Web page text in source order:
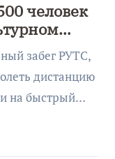
человек
забег РУТС,
дистанцию
на быстрый…